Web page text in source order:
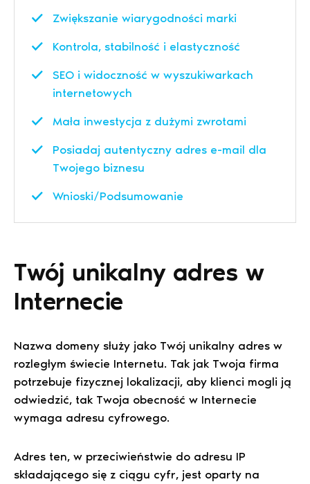
Zwiększanie wiarygodności marki
Kontrola, stabilność i elastyczność
SEO i widoczność w wyszukiwarkach
internetowych
Mała inwestycja z dużymi zwrotami
Posiadaj autentyczny adres e-mail dla
Twojego biznesu
Wnioski/Podsumowanie
Twój unikalny adres w
Internecie
Nazwa domeny służy jako Twój unikalny adres w
rozległym świecie Internetu. Tak jak Twoja firma
potrzebuje fizycznej lokalizacji, aby klienci mogli ją
odwiedzić, tak Twoja obecność w Internecie
wymaga adresu cyfrowego.
Adres ten, w przeciwieństwie do adresu IP
składającego się z ciągu cyfr, jest oparty na